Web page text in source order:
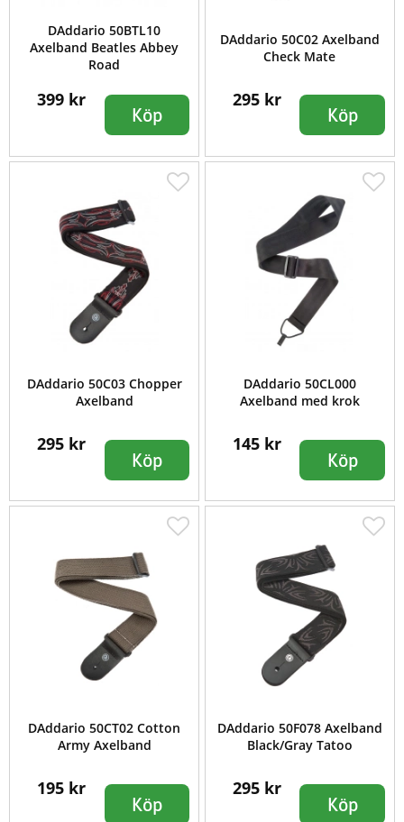
DAddario 50BTL10
Axelband Beatles Abbey
Road
399 kr
Köp
DAddario 50C02 Axelband
Check Mate
295 kr
Köp
DAddario 50C03 Chopper
Axelband
295 kr
Köp
DAddario 50CL000
Axelband med krok
145 kr
Köp
DAddario 50CT02 Cotton
Army Axelband
195 kr
Köp
DAddario 50F078 Axelband
Black/Gray Tatoo
295 kr
Köp